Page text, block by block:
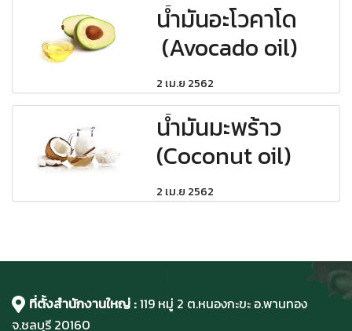
น้ำมันอะโวคาโด
(Avocado oil)
2 เม.ย 2562
น้ำมันมะพร้าว
(Coconut oil)
2 เม.ย 2562
ที่ตั้งสำนักงานใหญ่ :119 หมู่ 2 ต.หนองกะขะ อ.พานทอง
จ.ชลบุรี 20160